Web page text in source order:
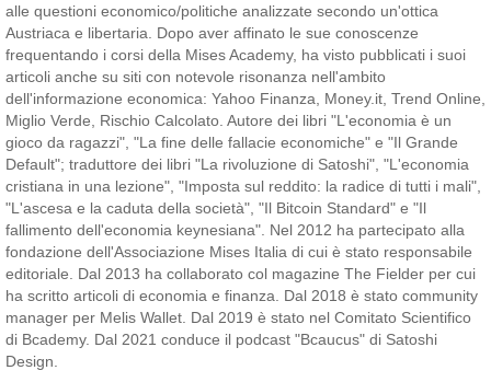
alle questioni economico/politiche analizzate secondo un'ottica
Austriaca e libertaria. Dopo aver affinato le sue conoscenze
frequentando i corsi della Mises Academy, ha visto pubblicati i suoi
articoli anche su siti con notevole risonanza nell'ambito
dell'informazione economica: Yahoo Finanza, Money.it, Trend Online,
Miglio Verde, Rischio Calcolato. Autore dei libri "L'economia è un
gioco da ragazzi", "La fine delle fallacie economiche" e "Il Grande
Default"; traduttore dei libri "La rivoluzione di Satoshi", "L'economia
cristiana in una lezione", "Imposta sul reddito: la radice di tutti i mali",
"L'ascesa e la caduta della società", "Il Bitcoin Standard" e "Il
fallimento dell'economia keynesiana". Nel 2012 ha partecipato alla
fondazione dell'Associazione Mises Italia di cui è stato responsabile
editoriale. Dal 2013 ha collaborato col magazine The Fielder per cui
ha scritto articoli di economia e finanza. Dal 2018 è stato community
manager per Melis Wallet. Dal 2019 è stato nel Comitato Scientifico
di Bcademy. Dal 2021 conduce il podcast "Bcaucus" di Satoshi
Design.